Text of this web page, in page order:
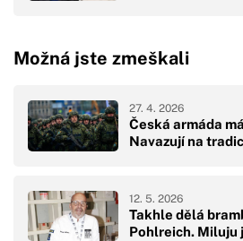
Možná jste zmeškali
Česká armáda
Navazují na
27. 4. 2026
Takhle dělá
Pohlreich. Miluju
12. 5. 2026